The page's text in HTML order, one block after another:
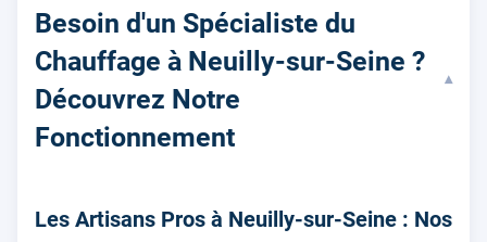
Besoin d'un Spécialiste du
Chauffage à Neuilly-sur-Seine ?
Découvrez Notre
Fonctionnement
▾
Les Artisans Pros à Neuilly-sur-Seine : Nos